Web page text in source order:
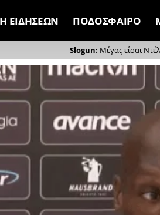
ΕΙΔΗΣΕΩΝ ΠΟΔΟΣΦΑΙΡΟ
Μέγας είσαι